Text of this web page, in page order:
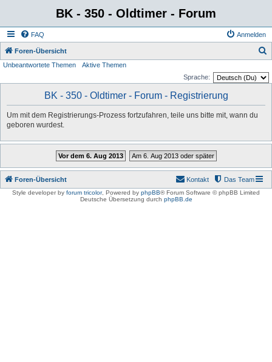
BK - 350 - Oldtimer - Forum
FAQ Anmelden
Foren-Übersicht
Unbeantwortete Themen
Aktive Themen
Sprache:
BK - 350 - Oldtimer - Forum - Registrierung
Um mit dem Registrierungs-Prozess fortzufahren, teile uns bitte mit, wann du
geboren wurdest.
Vor dem 6. Aug 2013 Am 6. Aug 2013 oder später
Foren-Übersicht Das Team
Kontakt
Style developer by forum tricolor, Powered by phpBB® Forum Software © phpBB Limited
Deutsche Übersetzung durch phpBB.de